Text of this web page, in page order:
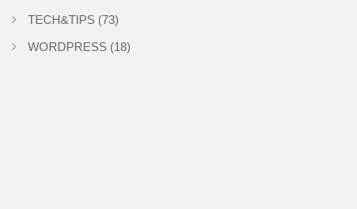
TECH&TIPS (73)
WORDPRESS (18)